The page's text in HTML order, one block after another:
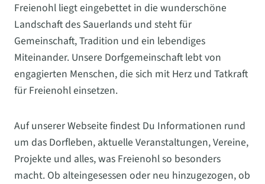
Freienohl liegt eingebettet in die wunderschöne
Landschaft des Sauerlands und steht für
Gemeinschaft, Tradition und ein lebendiges
Miteinander. Unsere Dorfgemeinschaft lebt von
engagierten Menschen, die sich mit Herz und Tatkraft
für Freienohl einsetzen.
Auf unserer Webseite findest Du Informationen rund
um das Dorfleben, aktuelle Veranstaltungen, Vereine,
Projekte und alles, was Freienohl so besonders
macht. Ob alteingesessen oder neu hinzugezogen, ob